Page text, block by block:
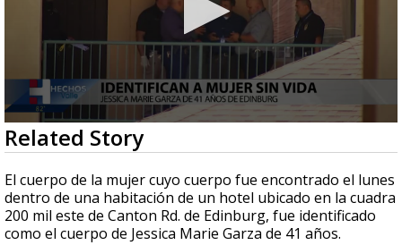
0
seconds
of
30
seconds
Related Story
El cuerpo de la mujer cuyo cuerpo fue encontrado el lunes
dentro de una habitación de un hotel ubicado en la cuadra
200 mil este de Canton Rd. de Edinburg, fue identificado
como el cuerpo de Jessica Marie Garza de 41 años.